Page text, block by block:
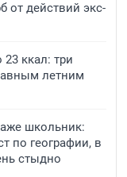
от действий экс-
23 ккал: три
летним
школьник:
по географии, в
стыдно